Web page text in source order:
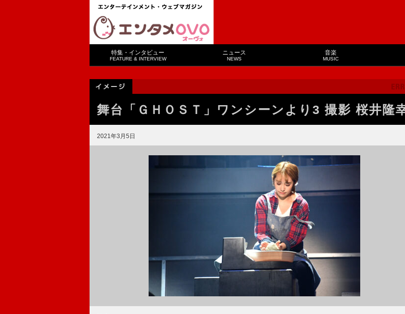
特集・インタビュー
FEATURE & INTERVIEW
ニュース
NEWS
音楽
MUSIC
舞台「ＧＨＯＳＴ」ワンシーンより3 撮影 桜井隆
2021年3月5日